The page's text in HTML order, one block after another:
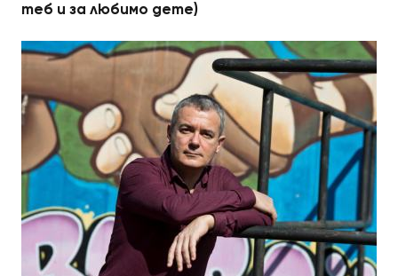
теб и за любимо дете)